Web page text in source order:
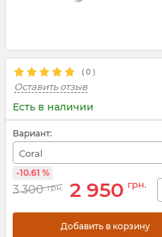
( 0 )
Оставить отзыв
Есть в наличии
Вариант:
Coral
3 300 грн. 2 950 грн.
-10.61 %
Добавить в корзину